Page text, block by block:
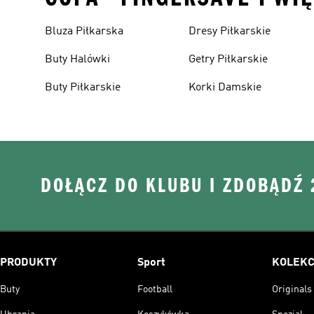
Bluza Piłkarska
Buty Halówki
Buty Piłkarskie
Dresy Piłkarskie
Getry Piłkarskie
Korki Damskie
DOŁĄCZ DO KLUBU I ZDOBĄDŹ
PRODUKTY
Buty
Sport
Football Originals